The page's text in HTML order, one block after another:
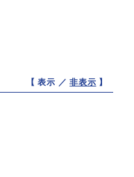
【 表示 ／非表示 】